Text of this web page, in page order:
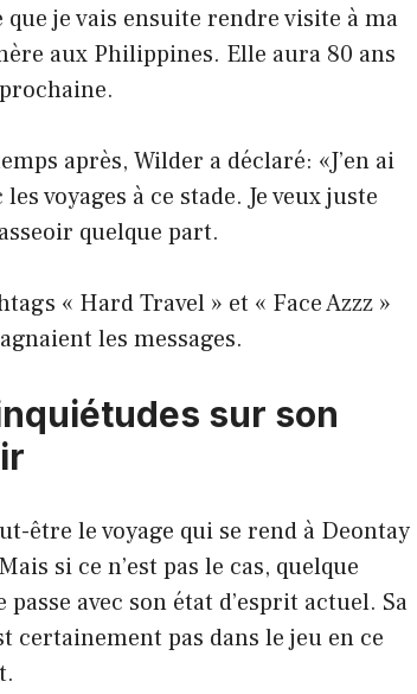
que je vais ensuite rendre visite à ma
aux Philippines. Elle aura 80 ans
après, Wilder a déclaré: «J’en ai
voyages à ce stade. Je veux juste
quelque part.
« Hard Travel » et « Face Azzz »
les messages.
sur son
être le voyage qui se rend à Deontay
si ce n’est pas le cas, quelque
passe avec son état d’esprit actuel. Sa
certainement pas dans le jeu en ce